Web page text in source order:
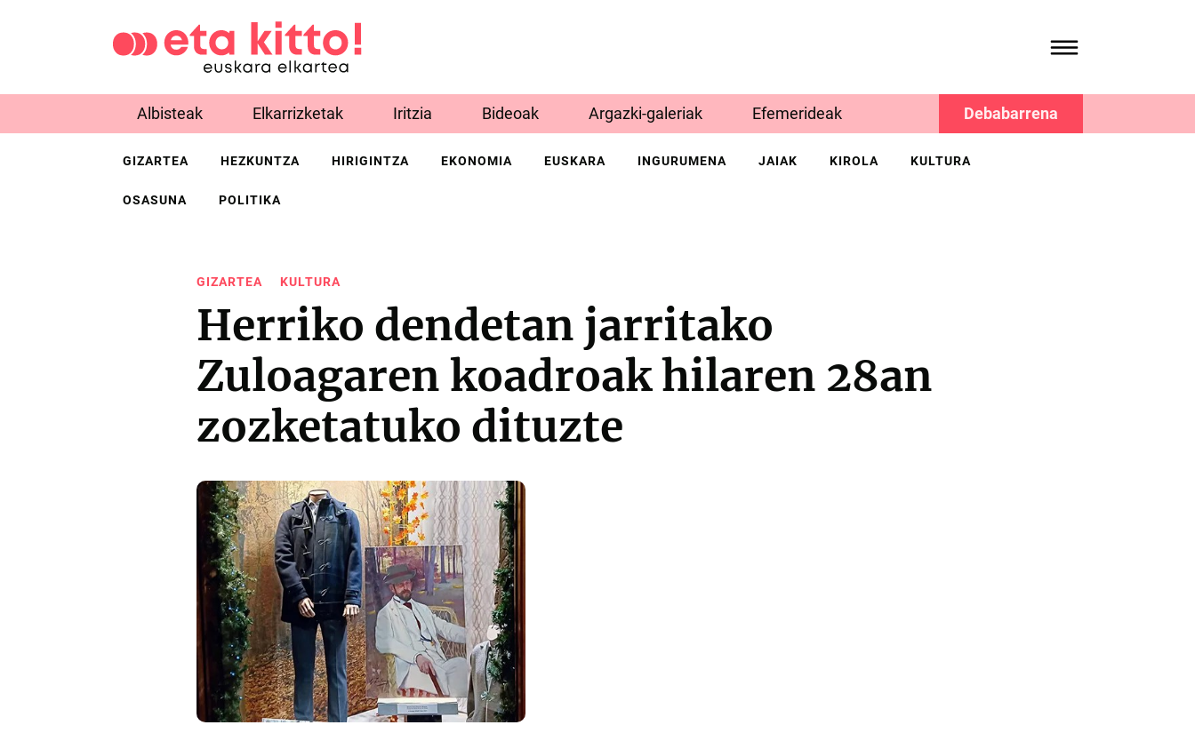
Albisteak Elkarrizketak Iritzia Bideoak Argazki-galeriak Efemerideak Debabarrena
GIZARTEA HEZKUNTZA HIRIGINTZA EKONOMIA EUSKARA INGURUMENA JAIAK KIROLA KULTURA
OSASUNA POLITIKA
GIZARTEA KULTURA
Herriko dendetan jarritako
Zuloagaren koadroak hilaren 28an
zozketatuko dituzte